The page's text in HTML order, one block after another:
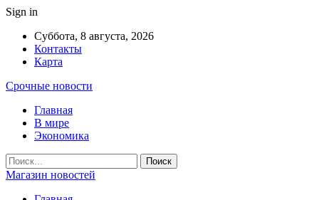
Sign in
Суббота, 8 августа, 2026
Контакты
Карта
Срочные новости
Главная
В мире
Экономика
Магазин новостей